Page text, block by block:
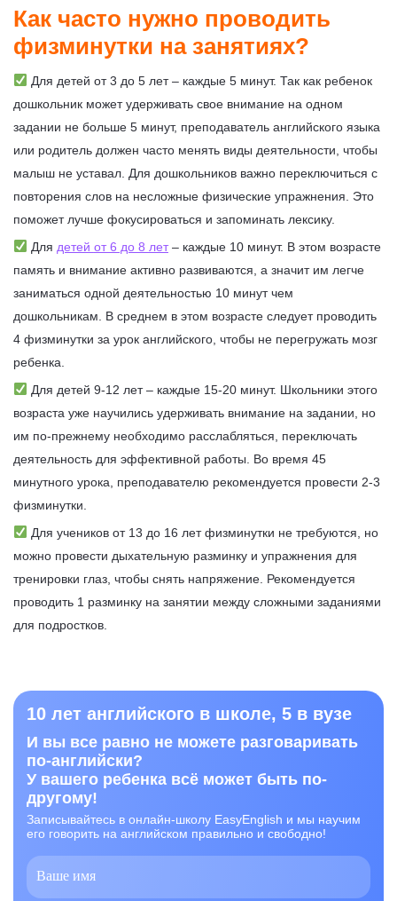
Как часто нужно проводить
физминутки на занятиях?
Для детей от 3 до 5 лет – каждые 5 минут. Так как ребенок
дошкольник может удерживать свое внимание на одном
задании не больше 5 минут, преподаватель английского языка
или родитель должен часто менять виды деятельности, чтобы
малыш не уставал. Для дошкольников важно переключиться с
повторения слов на несложные физические упражнения. Это
поможет лучше фокусироваться и запоминать лексику.
Для детей от 6 до 8 лет– каждые 10 минут. В этом возрасте
память и внимание активно развиваются, а значит им легче
заниматься одной деятельностью 10 минут чем
дошкольникам. В среднем в этом возрасте следует проводить
4 физминутки за урок английского, чтобы не перегружать мозг
ребенка.
Для детей 9-12 лет – каждые 15-20 минут. Школьники этого
возраста уже научились удерживать внимание на задании, но
им по-прежнему необходимо расслабляться, переключать
деятельность для эффективной работы. Во время 45
минутного урока, преподавателю рекомендуется провести 2-3
физминутки.
Для учеников от 13 до 16 лет физминутки не требуются, но
можно провести дыхательную разминку и упражнения для
тренировки глаз, чтобы снять напряжение. Рекомендуется
проводить 1 разминку на занятии между сложными заданиями
для подростков.
10 лет английского в школе, 5 в вузе
И вы все равно не можете разговаривать
по-английски?
У вашего ребенка всё может быть по-
другому!
Записывайтесь в онлайн-школу EasyEnglish и мы научим
его говорить на английском правильно и свободно!